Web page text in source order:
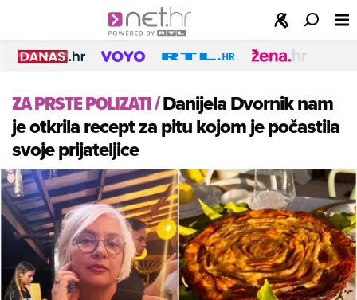
ZA PRSTE POLIZATI/Danijela Dvornik nam
je otkrila recept za pitu kojom je počastila
svoje prijateljice